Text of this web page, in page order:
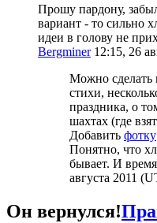
Прошу пардону,
вариант - то сильно
идеи в голову не
Bergminer12:15, 26
Можно сделать
стихи,
праздника, о
шахтах (где
Добавить фотку
Понятно, что
бывает. И
августа 2011
Он вернулся!